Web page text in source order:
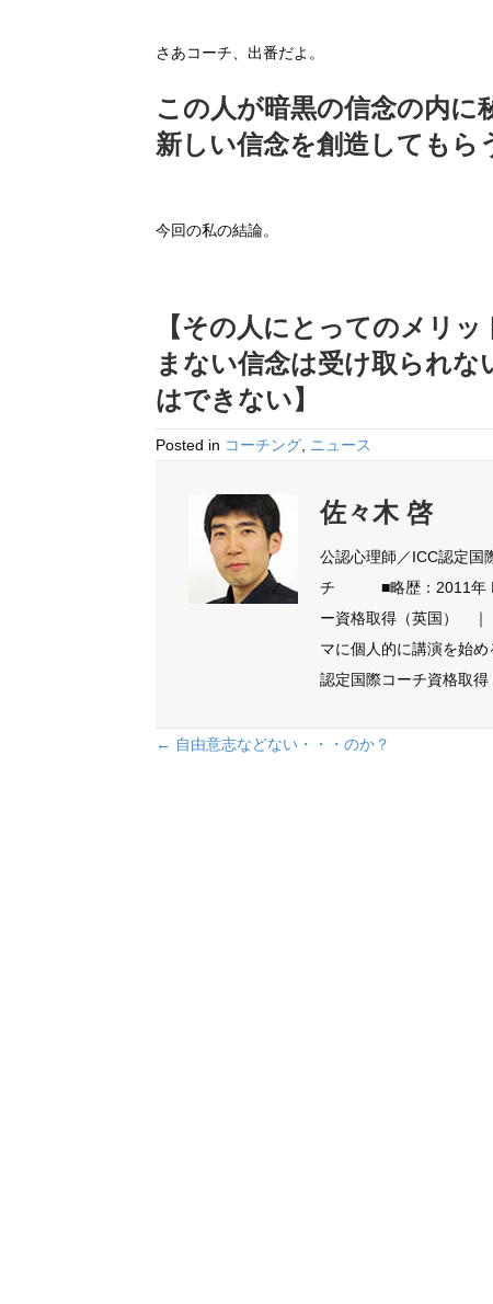
さあコーチ、出番だよ。
この人が暗黒の信念の内に
新しい信念を創造してもら
今回の私の結論。
【その人にとってのメリ
まない信念は受け取られ
はできない】
Posted in コーチング ニュース
佐々木 啓
公認心理師／ICC認定国
チ ■略歴：2011年
ー資格取得（英国） ｜
マに個人的に講演を始
認定国際コーチ資格取
Posts
← 自由意志などない・・・のか？